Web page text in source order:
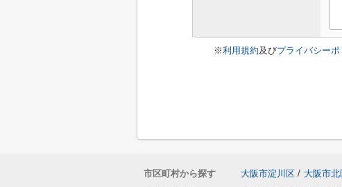
※利用規約及びプライバシーポ
市区町村から探す 大阪市淀川区 / 大阪市北